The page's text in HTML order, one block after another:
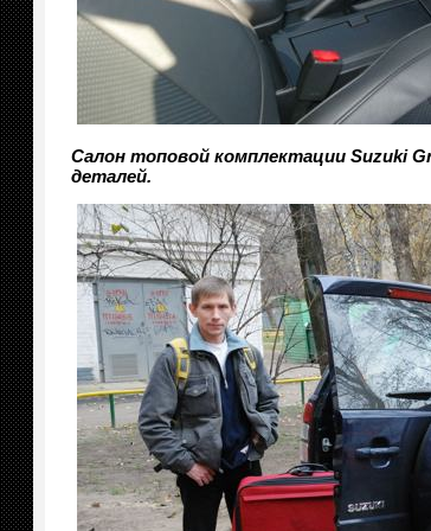
Салон топовой комплектации Suzuki
деталей.